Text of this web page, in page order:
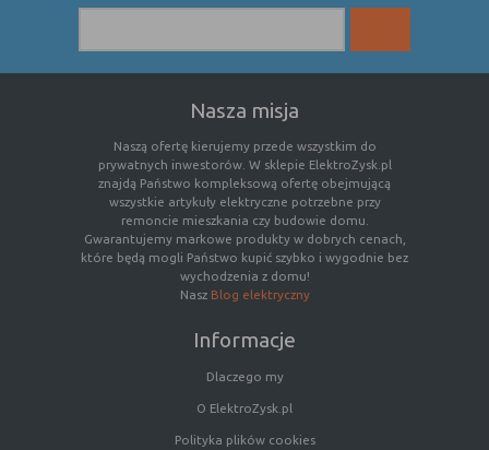
Cookie
zewnętrzne
cookie umieszczone przez zewnętrzne
podmioty, których komponenty stron
zostały wywołane przez właściciela
cookie mogą być wywołane przez administratora
za pomocą skryptów, komponentów, które znajdują się na
serwerach partnera, umiejscowionych w innej lokalizacji –
innym kraju lub nawet zupełnie innym systemie prawnym.
W przypadku wywołania przez administratora witryny
administratora mogą obowiązywać inne standardowe
Nasza misja
Naszą ofertę kierujemy przede wszystkim do
prywatnych inwestorów. W sklepie ElektroZysk.pl
znajdą Państwo kompleksową ofertę obejmującą
wszystkie artykuły elektryczne potrzebne przy
remoncie mieszkania czy budowie domu.
Gwarantujemy markowe produkty w dobrych cenach,
które będą mogli Państwo kupić szybko i wygodnie bez
wychodzenia z domu!
Nasz Blog elektryczny
Informacje
Dlaczego my
O ElektroZysk.pl
Polityka plików cookies